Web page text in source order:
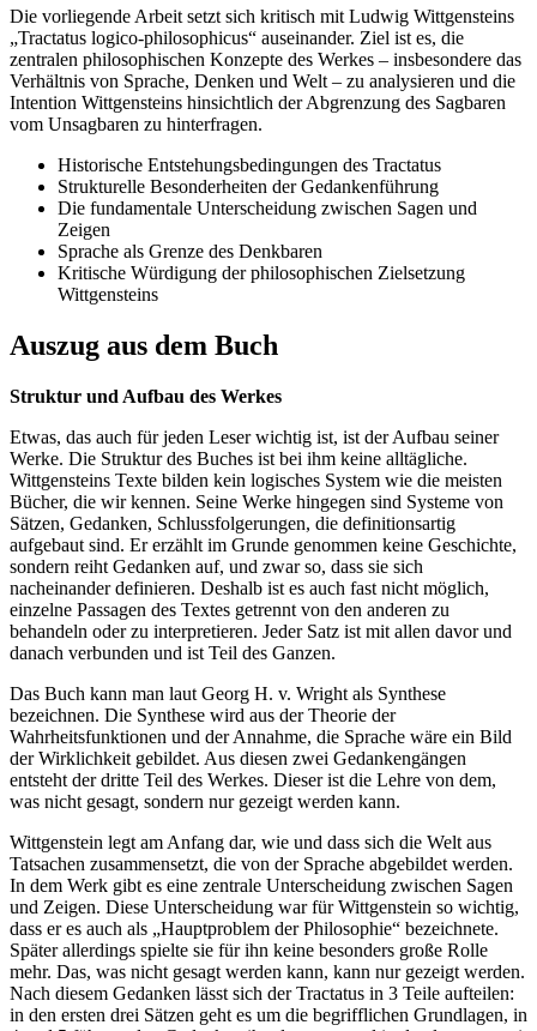
Die vorliegende Arbeit setzt sich kritisch mit Ludwig Wittgensteins
„Tractatus logico-philosophicus“ auseinander. Ziel ist es, die
zentralen philosophischen Konzepte des Werkes – insbesondere das
Verhältnis von Sprache, Denken und Welt – zu analysieren und die
Intention Wittgensteins hinsichtlich der Abgrenzung des Sagbaren
vom Unsagbaren zu hinterfragen.
Historische Entstehungsbedingungen des Tractatus
Strukturelle Besonderheiten der Gedankenführung
Die fundamentale Unterscheidung zwischen Sagen und
Zeigen
Sprache als Grenze des Denkbaren
Kritische Würdigung der philosophischen Zielsetzung
Wittgensteins
Auszug aus dem Buch
Struktur und Aufbau des Werkes
Etwas, das auch für jeden Leser wichtig ist, ist der Aufbau seiner
Werke. Die Struktur des Buches ist bei ihm keine alltägliche.
Wittgensteins Texte bilden kein logisches System wie die meisten
Bücher, die wir kennen. Seine Werke hingegen sind Systeme von
Sätzen, Gedanken, Schlussfolgerungen, die definitionsartig
aufgebaut sind. Er erzählt im Grunde genommen keine Geschichte,
sondern reiht Gedanken auf, und zwar so, dass sie sich
nacheinander definieren. Deshalb ist es auch fast nicht möglich,
einzelne Passagen des Textes getrennt von den anderen zu
behandeln oder zu interpretieren. Jeder Satz ist mit allen davor und
danach verbunden und ist Teil des Ganzen.
Das Buch kann man laut Georg H. v. Wright als Synthese
bezeichnen. Die Synthese wird aus der Theorie der
Wahrheitsfunktionen und der Annahme, die Sprache wäre ein Bild
der Wirklichkeit gebildet. Aus diesen zwei Gedankengängen
entsteht der dritte Teil des Werkes. Dieser ist die Lehre von dem,
was nicht gesagt, sondern nur gezeigt werden kann.
Wittgenstein legt am Anfang dar, wie und dass sich die Welt aus
Tatsachen zusammensetzt, die von der Sprache abgebildet werden.
In dem Werk gibt es eine zentrale Unterscheidung zwischen Sagen
und Zeigen. Diese Unterscheidung war für Wittgenstein so wichtig,
dass er es auch als „Hauptproblem der Philosophie“ bezeichnete.
Später allerdings spielte sie für ihn keine besonders große Rolle
mehr. Das, was nicht gesagt werden kann, kann nur gezeigt werden.
Nach diesem Gedanken lässt sich der Tractatus in 3 Teile aufteilen:
in den ersten drei Sätzen geht es um die begrifflichen Grundlagen, in